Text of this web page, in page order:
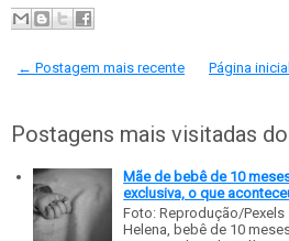
← Postagem mais recente Página inicial
Postagens mais visitadas
Mãe de bebê de 10
exclusiva, o que
Foto: Reprodução/
Helena, bebê de 10